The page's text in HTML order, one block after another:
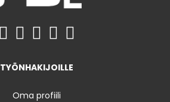
TYÖNHAKIJOILLE
Oma profiili